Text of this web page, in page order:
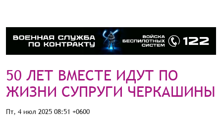
50 ЛЕТ ВМЕСТЕ ИДУТ ПО
ЖИЗНИ СУПРУГИ ЧЕРКАШИНЫ
Пт, 4 июл 2025 08:51 +0600